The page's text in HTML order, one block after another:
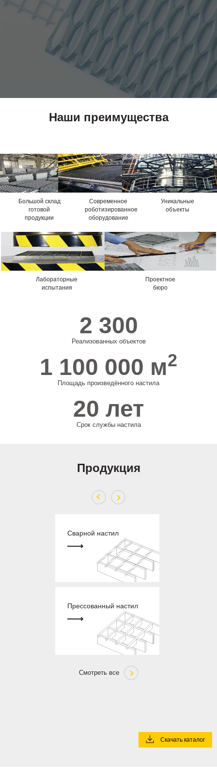
Наши преимущества
Большoй склад
готовой
продукции
Современное
роботизированное
оборудование
Уникальные
объекты
Лабораторные
испытания
Проектное
бюро
2 300
Реализованных объектов
1 100 000 м2
Площадь произведённого настила
20 лет
Срок службы настила
Продукция
Сварной настил
Прессованный настил
Скачать каталог
Смотреть все